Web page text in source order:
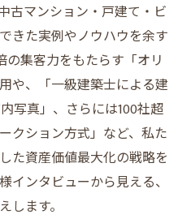
古マンション・戸建て・ビ
きた実例やノウハウを余す
の集客力をもたらす「オリ
や、「一級建築士による建
写真」、さらには100社超
クション方式」など、私た
た資産価値最大化の戦略を
インタビューから見える、
ます。